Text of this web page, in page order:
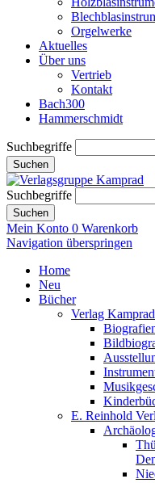
Orgelwerke
Aktuelles
Über uns
Vertrieb
Kontakt
Bach300
Hammerschmidt
Suchbegriffe
Suchen
Suchbegriffe
Suchen
Mein Konto 0 Warenkorb
Navigation überspringen
Home
Neu
Bücher
Verlag Kamprad
E. Reinhold